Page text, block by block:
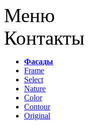
Меню
Контакты
Фасады
Frame
Select
Nature
Color
Contour
Original